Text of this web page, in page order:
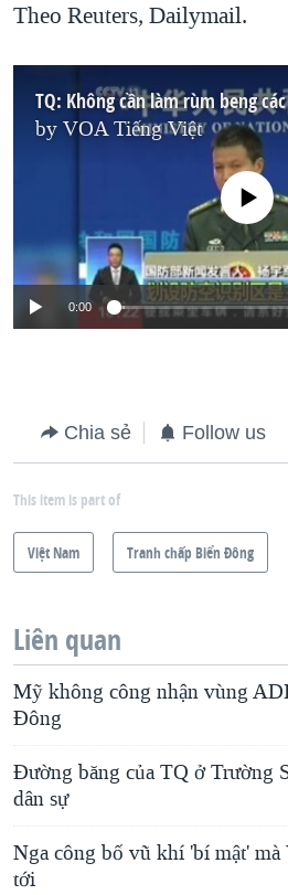
Theo Reuters, Dailymail.
by VOA Tiếng Việt
No media source
0:00
Chia sẻ Follow us
This item is part of
Việt Nam Tranh chấp Biển Đông
Liên quan
Mỹ không công nhận vùng
Đông
Đường băng của TQ ở Trường
dân sự
Nga công bố vũ khí 'bí mật' mà
tới